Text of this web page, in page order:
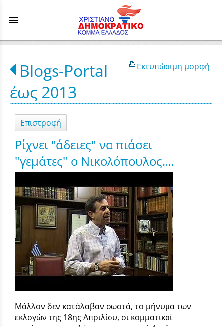
menu
Εκτυπώσιμη μορφή
Blogs-Portal
έως 2013
Επιστροφή
Ρίχνει "άδειες" να πιάσει
Μάλλον δεν κατάλαβαν σωστά, το μήνυμα των
εκλογών της 18ης Απριλίου, οι κομματικοί